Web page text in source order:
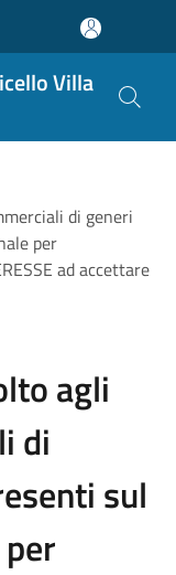
Villa
di generi
per
ad accettare
agli
di
sul